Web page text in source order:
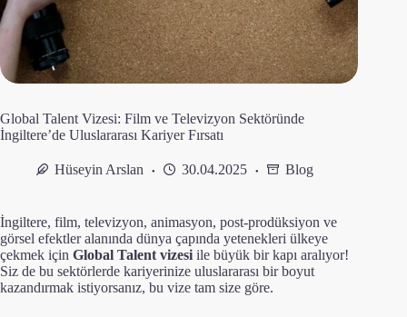
Global Talent Vizesi: Film ve Televizyon Sektöründe
İngiltere’de Uluslararası Kariyer Fırsatı
Hüseyin Arslan 30.04.2025 Blog
İngiltere, film, televizyon, animasyon, post-prodüksiyon ve
görsel efektler alanında dünya çapında yetenekleri ülkeye
çekmek için Global Talent vizesi ile büyük bir kapı aralıyor!
Siz de bu sektörlerde kariyerinize uluslararası bir boyut
kazandırmak istiyorsanız, bu vize tam size göre.